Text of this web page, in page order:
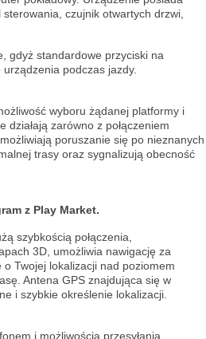
czujnik otwartych drzwi,
gdyż standardowe przyciski na
urządzenia podczas jazdy.
wyboru żądanej platformy i
działają zarówno z połączeniem
poruszanie się po nieznanych
trasy oraz sygnalizują obecność
z Play Market.
szybkością połączenia,
3D, umożliwia nawigację za
Twojej lokalizacji nad poziomem
Antena GPS znajdująca się w
i szybkie określenie lokalizacji.
i możliwością przesyłania